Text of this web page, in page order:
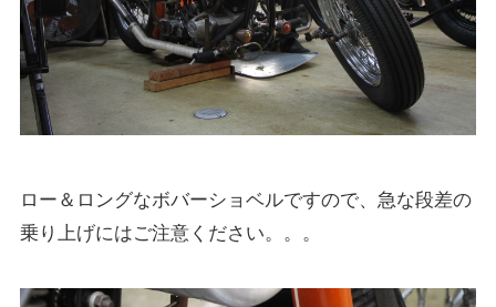
ロー＆ロングなボバーショベルですので、急な段差の
乗り上げにはご注意ください。。。